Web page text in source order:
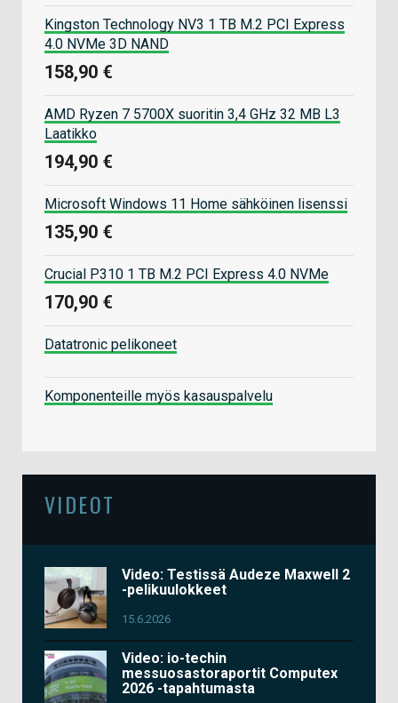
Kingston Technology NV3 1 TB M.2 PCI Express
4.0 NVMe 3D NAND
158,90 €
AMD Ryzen 7 5700X suoritin 3,4 GHz 32 MB L3
Laatikko
194,90 €
Microsoft Windows 11 Home sähköinen lisenssi
135,90 €
Crucial P310 1 TB M.2 PCI Express 4.0 NVMe
170,90 €
Datatronic pelikoneet
Komponenteille myös kasauspalvelu
VIDEOT
Video: Testissä Audeze Maxwell 2
-pelikuulokkeet
15.6.2026
Video: io-techin
messuosastoraportit Computex
2026 -tapahtumasta